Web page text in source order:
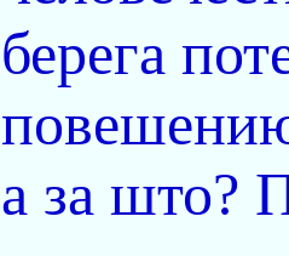
берега
а за што?